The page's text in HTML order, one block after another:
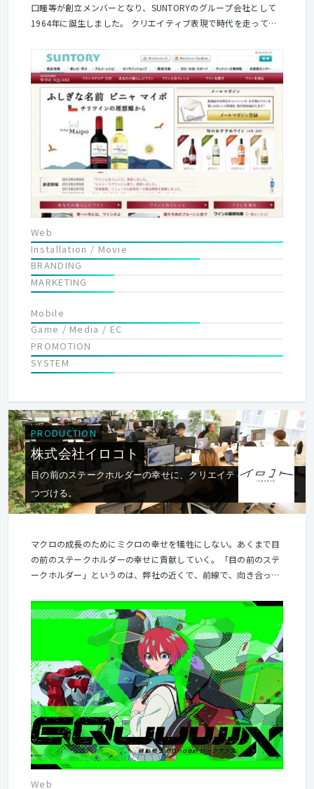
口瞳等が創立メンバーとなり、SUNTORYのグループ会社として
1964年に誕生しました。 クリエイティブ表現で時代を走ってき
の開発など数多くの仕事を手がけてきましたが、 いよいよデジタ
ルな分野へと本格的に歩みだそうと考えています。 あなたのクリ
エイティブ能力を活かした発想や表現で、一緒に新プロジェクト
を進めてみませんか？
Web
Installation / Movie
BRANDING
MARKETING
Mobile
Game / Media / EC
PROMOTION
SYSTEM
PRODUCTION
株式会社イロコト
目の前のステークホルダーの幸せに、クリエイティブで貢献し
つづける。
マクロの成長のためにミクロの幸せを犠牲にしない。あくまで目
の前のステークホルダーの幸せに貢献していく。「目の前のステ
ークホルダー」というのは、弊社の近くで、前線で、向き合って
どを指します。 自分だけ良ければという考えではなく、社内メン
バーやお客様の幸せに「クリエイティブ」で貢献して、対価･評
価を頂ける組織として、成長をし続けるのがイロコトです。
Web